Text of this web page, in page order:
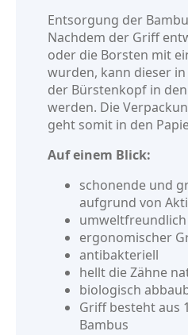
Entsorgung der
Nachdem der Griff
oder die Borsten mit
wurden, kann dieser
der Bürstenkopf in
werden. Die
geht somit in den
Auf einem Blick:
schonende und
aufgrund von
ergonomischer
antibakteriell
hellt die Zähne
biologisch
Griff besteht aus
Bambus